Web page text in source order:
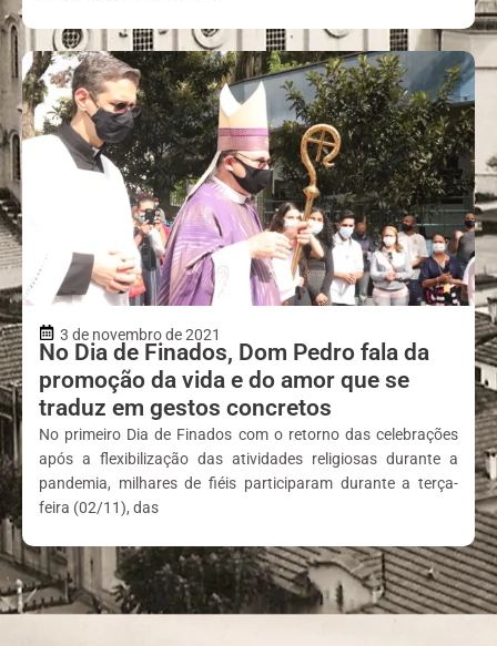
3 de novembro de 2021
No Dia de Finados, Dom Pedro fala da
promoção da vida e do amor que se
traduz em gestos concretos
No primeiro Dia de Finados com o retorno das celebrações
após a flexibilização das atividades religiosas durante a
pandemia, milhares de fiéis participaram durante a terça-
feira (02/11), das